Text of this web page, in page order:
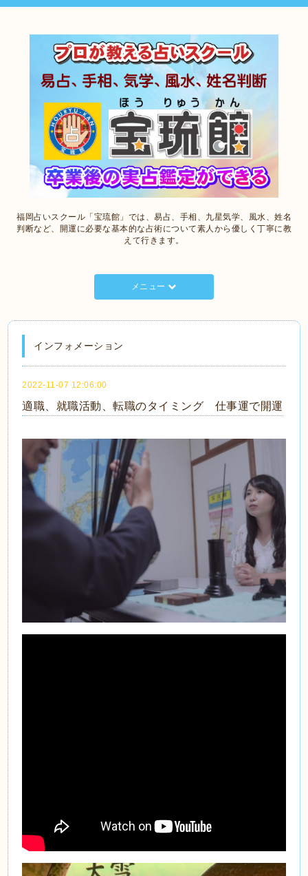
福岡占いスクール「宝琉館」では、易占、手相、九星気学、風水、姓名
判断など、開運に必要な基本的な占術について素人から優しく丁寧に教
えて行きます。
メニュー
インフォメーション
2022-11-07 12:06:00
適職、就職活動、転職のタイミング 仕事運で開運